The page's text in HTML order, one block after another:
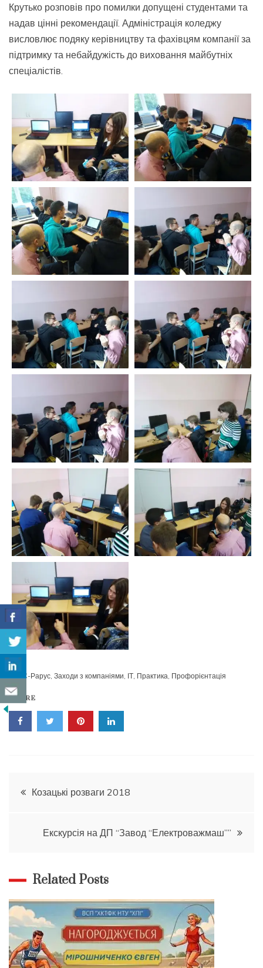
Крутько розповів про помилки допущені студентами та
надав цінні рекомендації. Адміністрація коледжу
висловлює подяку керівництву та фахівцям компанії за
підтримку та небайдужість до виховання майбутніх
спеціалістів.
1С-Рарус, Заходи з компаніями, ІТ, Практика, Профорієнтація
SHARE
Навігація
Козацькі розваги 2018
Екскурсія на ДП “Завод “Електроважмаш””
Related Posts